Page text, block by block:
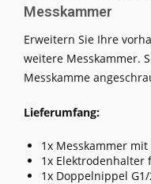
Messkammer
Erweitern Sie Ihre
weitere Messkammer.
Messkamme
Lieferumfang:
1x Messkammer
1x Elektrodenhalter
1x Doppelnippel